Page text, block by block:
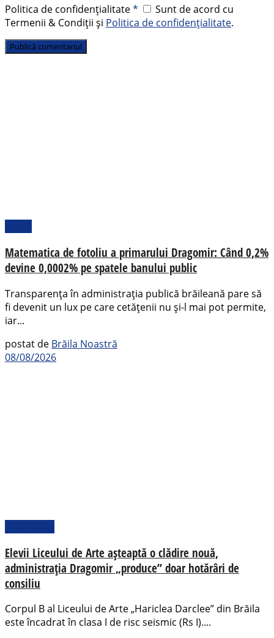
Politica de confidențialitate*
Sunt de acord cu
Termenii & Condiții și Politica de confidențialitate.
Matematica de fotoliu a primarului Dragomir: Când 0,2%
devine 0,0002% pe spatele banului public
Transparența în administrația publică brăileană pare să
fi devenit un lux pe care cetățenii nu și-l mai pot permite,
iar...
postat de Brăila Noastră
08/08/2026
Elevii Liceului de Arte așteaptă o clădire nouă,
administrația Dragomir „produce” doar hotărâri de
consiliu
Corpul B al Liceului de Arte „Hariclea Darclee” din Brăila
este încadrat în clasa I de risc seismic (Rs I)....